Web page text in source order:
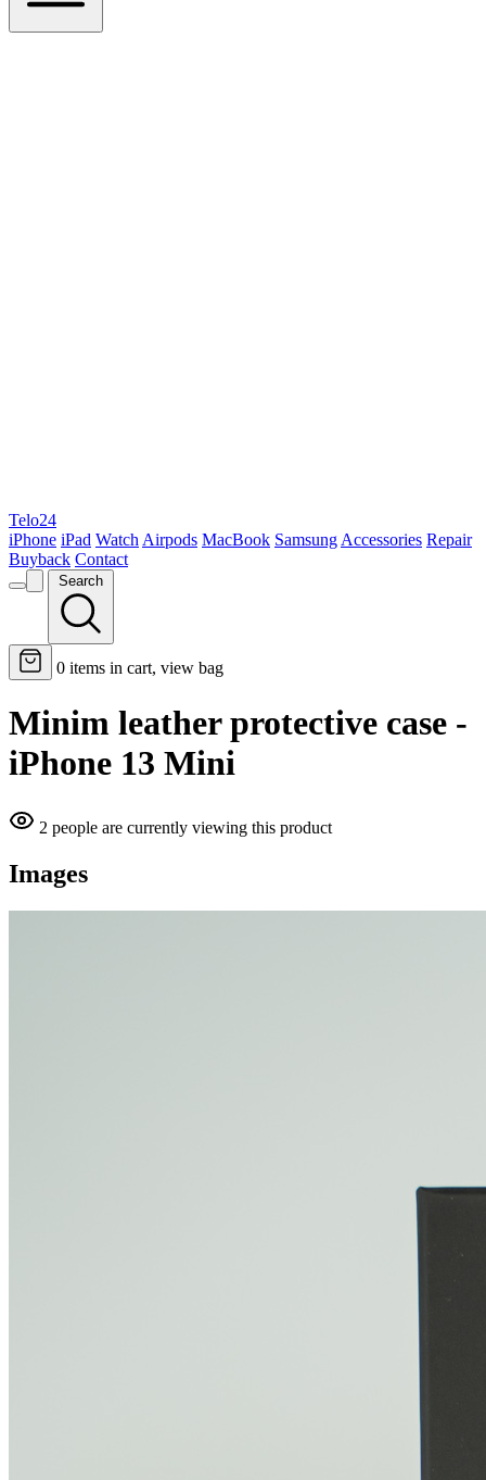
Telo24
iPhone iPad Watch Airpods MacBook Samsung Accessories Repair
Buyback Contact
Search
0 items in cart, view bag
Minim leather protective case -
iPhone 13 Mini
2 people are currently viewing this product
Images